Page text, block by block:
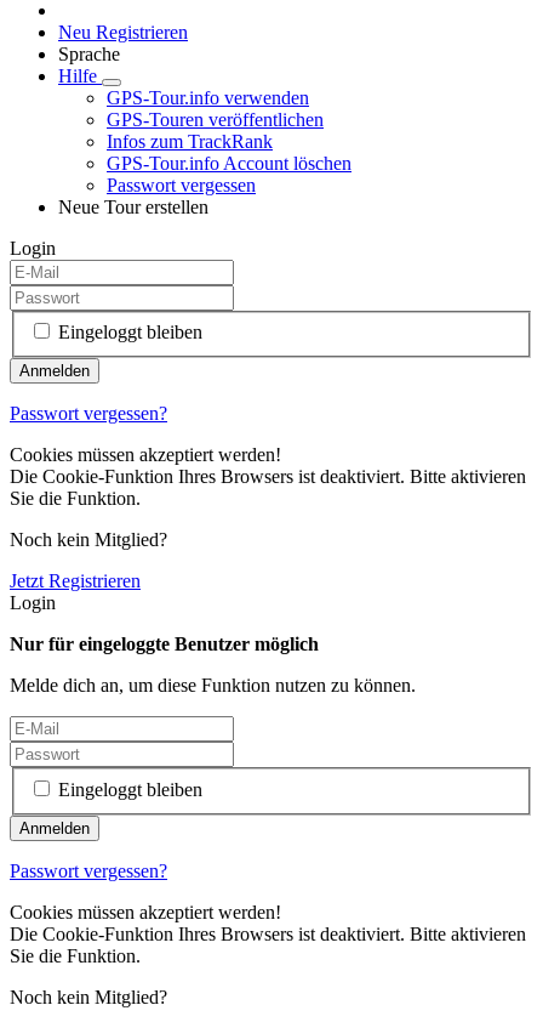
Neu Registrieren
Sprache
Hilfe
GPS-Tour.info verwenden
GPS-Touren veröffentlichen
Infos zum TrackRank
GPS-Tour.info Account löschen
Passwort vergessen
Neue Tour erstellen
Login
Eingeloggt bleiben
Passwort vergessen?
Cookies müssen akzeptiert werden!
Die Cookie-Funktion Ihres Browsers ist deaktiviert. Bitte aktivieren
Sie die Funktion.
Noch kein Mitglied?
Jetzt Registrieren
Login
Nur für eingeloggte Benutzer möglich
Melde dich an, um diese Funktion nutzen zu können.
Eingeloggt bleiben
Passwort vergessen?
Cookies müssen akzeptiert werden!
Die Cookie-Funktion Ihres Browsers ist deaktiviert. Bitte aktivieren
Sie die Funktion.
Noch kein Mitglied?